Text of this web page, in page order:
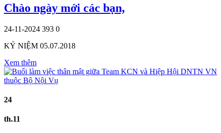
Chào ngày mới các bạn,
24-11-2024 393 0
KỶ NIỆM 05.07.2018
Xem thêm
24
th.11